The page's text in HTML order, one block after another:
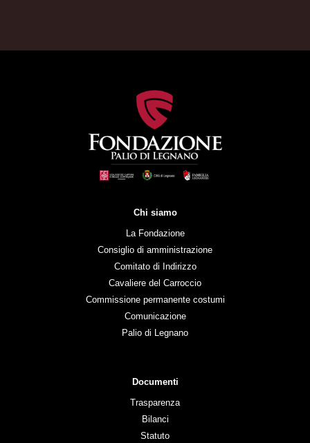
Chi siamo
La Fondazione
Consiglio di amministrazione
Comitato di Indirizzo
Cavaliere del Carroccio
Commissione permanente costumi
Comunicazione
Palio di Legnano
Documenti
Trasparenza
Bilanci
Statuto